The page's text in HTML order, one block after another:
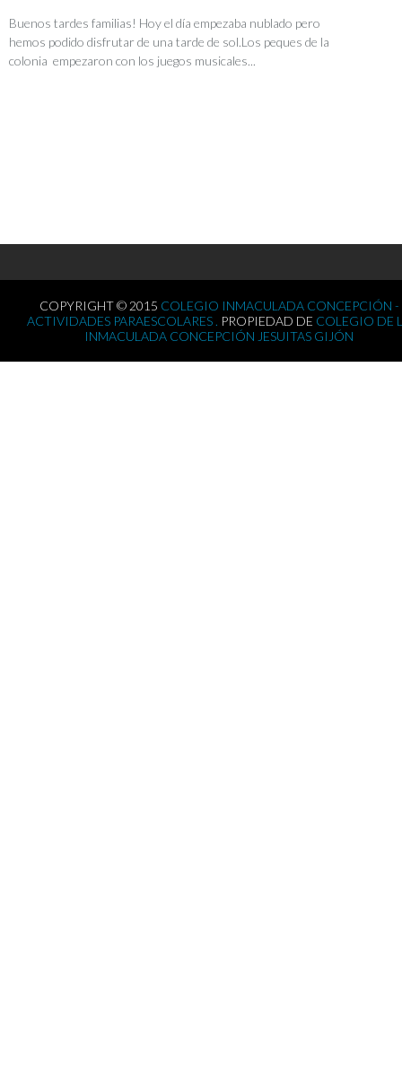
Buenos tardes familias! Hoy el día empezaba nublado pero
hemos podido disfrutar de una tarde de sol.Los peques de la
colonia empezaron con los juegos musicales...
COPYRIGHT © 2015 COLEGIO INMACULADA CONCEPCIÓN -
ACTIVIDADES PARAESCOLARES . PROPIEDAD DE COLEGIO DE
INMACULADA CONCEPCIÓN JESUITAS GIJÓN